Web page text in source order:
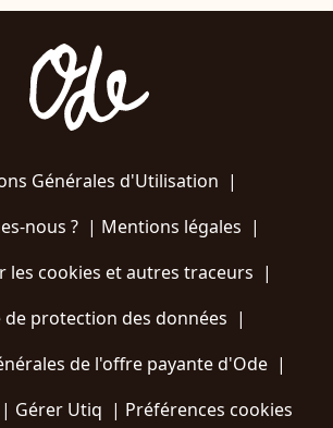
Générales d'Utilisation |
nous ?| Mentions légales |
les cookies et autres traceurs |
de protection des données |
de l'offre payante d'Ode |
| Gérer Utiq | Préférences cookies